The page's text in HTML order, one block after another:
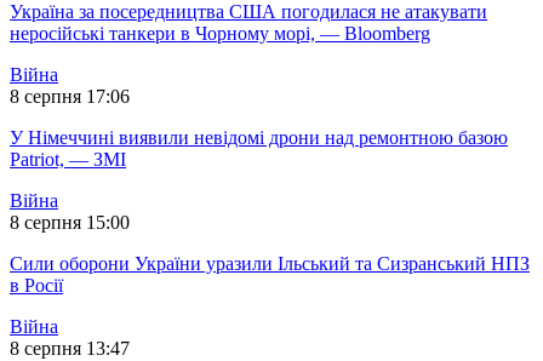
Україна за посередництва США погодилася не атакувати
неросійські танкери в Чорному морі, — Bloomberg
Війна
8 серпня 17:06
У Німеччині виявили невідомі дрони над ремонтною базою
Patriot, — ЗМІ
Війна
8 серпня 15:00
Сили оборони України уразили Ільський та Сизранський НПЗ
в Росії
Війна
8 серпня 13:47